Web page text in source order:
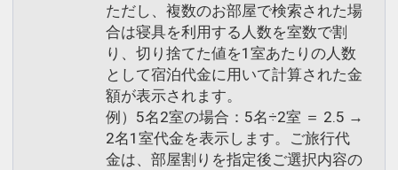
ラウンジに併設された知床ネイチャーイ
ンフォメーションコーナーでは、お客様
の観光や自然に関する情報をご提供させ
ていただいております。
時には、お客様同士の情報交換の場とし
て親しまれております。
ただし、複数のお部屋で検索された場
合は寝具を利用する人数を室数で割
り、切り捨てた値を1室あたりの人数
として宿泊代金に用いて計算された金
額が表示されます。
例）5名2室の場合：5名÷2室 ＝ 2.5 →
2名1室代金を表示します。ご旅行代
金は、部屋割りを指定後ご選択内容の